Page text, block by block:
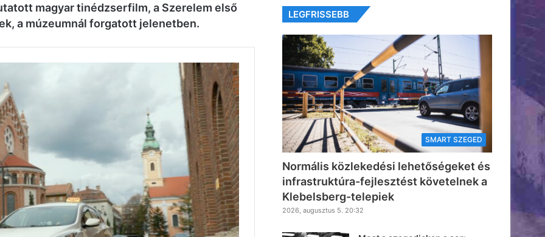
magyar tinédzserfilm, a Szerelem első
a múzeumnál forgatott jelenetben.
LEGFRISSEBB
SMART SZEGED
Normális közlekedési lehetőségeket és
infrastruktúra-fejlesztést követelnek a
Klebelsberg-telepiek
2026, augusztus 5. 20:32